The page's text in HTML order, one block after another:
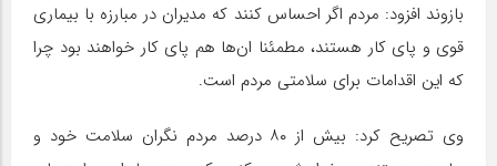
بازوند افزود: مردم اگر احساس کنند که مدیران در مبارزه با بیماری
قوی و پای کار هستند، مطمئنا ان‌ها هم پای کار خواهند بود چرا
که این اقدامات برای سلامتی مردم است.
وی تصریح کرد: بیش از ۸۰ درصد مردم نگران سلامت خود و